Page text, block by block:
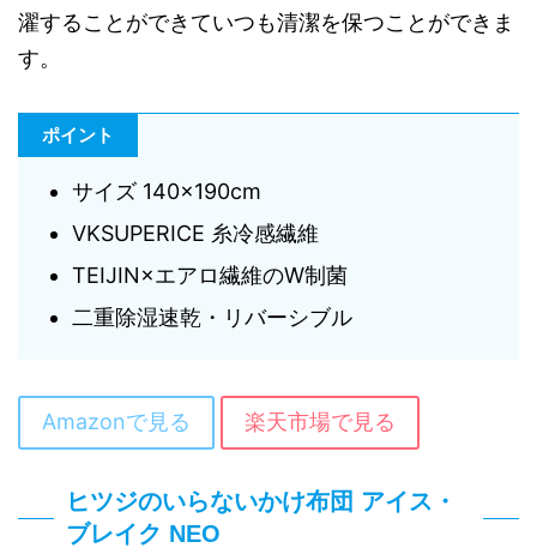
濯することができていつも清潔を保つことができま
す。
ポイント
サイズ 140×190cm
VKSUPERICE 糸冷感繊維
TEIJIN×エアロ繊維のW制菌
二重除湿速乾・リバーシブル
Amazonで見る 楽天市場で見る
ヒツジのいらないかけ布団 アイス・
ブレイク NEO